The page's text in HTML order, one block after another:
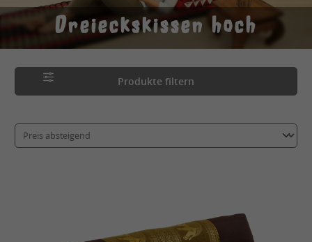
Dreieckskissen hoch
Produkte filtern